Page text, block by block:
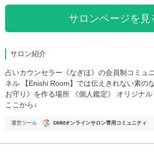
サロンページを見
サロン紹介
占いカウンセラー《なぎほ》の会員制コミュ
ネル 【Enishi Room】では伝えきれない素の
お守り》を作る場所 《個人鑑定》 オリジナ
ここから↓
運営ツール DMMオンラインサロン専用コミュニティ